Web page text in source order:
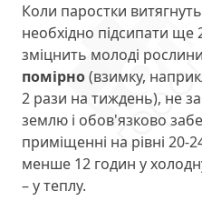
Коли паростки
необхідно підсипати ще
зміцнить молоді
помірно(взимку,
2 рази на тиждень), не
землю і обов'язково
приміщенні на рівні 20-
менше 12 годин у
– у теплу.